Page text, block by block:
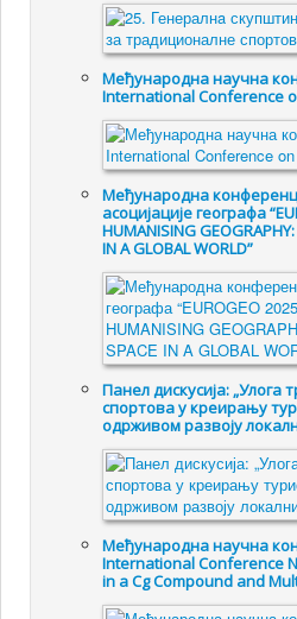
Међународна научна
International Conference
Међународна
асоцијације географа
HUMANISING
IN A GLOBAL WORLD”
Панел дискусија: „Улога
спортова у креирању
одрживом развоју
Међународна научна
International Conference
in a Cg Compound and